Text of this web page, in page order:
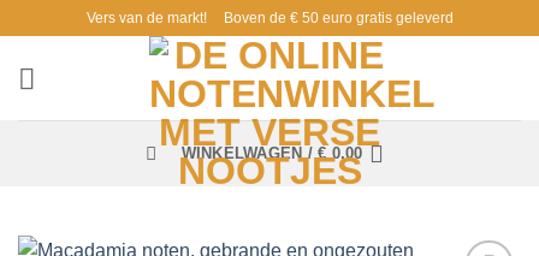
inhoud
Vers van de markt! Boven de € 50 euro gratis geleverd
WINKELWAGEN /€ 0,00